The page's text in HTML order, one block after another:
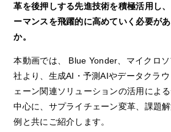
革を後押しする先進技術を積極活用し
ーマンスを飛躍的に高めていく必要が
か。
本動画では、 Blue Yonder、マイクロ
社より、生成AI・予測AIやデータクラ
ェーン関連ソリューションの活用によ
中心に、サプライチェーン変革、課題
例と共にご紹介します。